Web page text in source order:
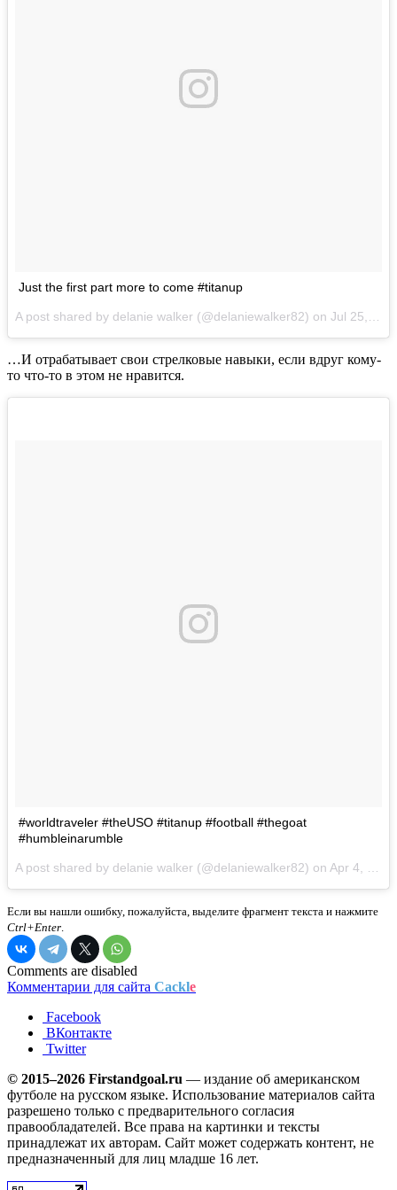
Just the first part more to come #titanup
A post shared by delanie walker (@delaniewalker82) on Jul 25, 2017 at 9:45am PDT
…И отрабатывает свои стрелковые навыки, если вдруг кому-
то что-то в этом не нравится.
#worldtraveler #theUSO #titanup #football #thegoat
#humbleinarumble
A post shared by delanie walker (@delaniewalker82) on Apr 4, 2017 at 2:41am PDT
Если вы нашли ошибку, пожалуйста, выделите фрагмент текста и нажмите
Ctrl+Enter.
Comments are disabled
Комментарии для сайта Cackle
Facebook
ВКонтакте
Twitter
© 2015–2026 Firstandgoal.ru — издание об американском
футболе на русском языке. Использование материалов cайта
разрешено только с предварительного согласия
правообладателей. Все права на картинки и тексты
принадлежат их авторам. Сайт может содержать контент, не
предназначенный для лиц младше 16 лет.